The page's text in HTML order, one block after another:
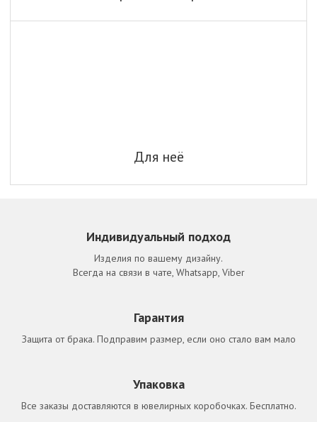
Для неё
Индивидуальный подход
Изделия по вашему дизайну.
Всегда на связи в чате, Whatsapp, Viber
Гарантия
Защита от брака. Подправим размер, если оно стало вам мало
Упаковка
Все заказы доставляются в ювелирных коробочках. Бесплатно.